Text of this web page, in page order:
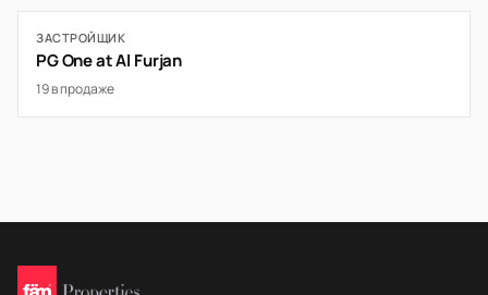
ЗАСТРОЙЩИК
PG One at Al Furjan
19 в продаже